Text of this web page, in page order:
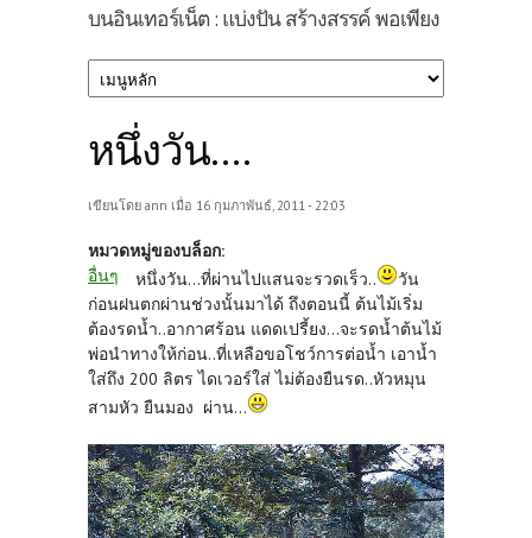
บนอินเทอร์เน็ต : แบ่งปัน สร้างสรรค์ พอเพียง
หนึ่งวัน....
เขียนโดย ann เมื่อ 16 กุมภาพันธ์, 2011 - 22:03
หมวดหมู่ของบล็อก:
อื่นๆ
หนึ่งวัน...ที่ผ่านไปแสนจะรวดเร็ว..
วัน
ก่อนฝนตกผ่านช่วงนั้นมาได้ ถึงตอนนี้ ต้นไม้เริ่ม
ต้องรดน้ำ..อากาศร้อน แดดเปรี้ยง...จะรดน้ำต้นไม้
พ่อนำทางให้ก่อน..ที่เหลือขอโชว์การต่อน้ำ เอาน้ำ
ใส่ถึง 200 ลิตร ไดเวอร์ใส่ ไม่ต้องยืนรด..หัวหมุน
สามหัว ยืนมอง ผ่าน...